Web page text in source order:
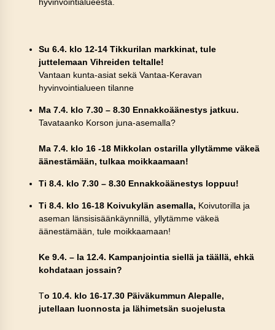
Su 6.4. klo 12-14 Tikkurilan markkinat, tule
juttelemaan Vihreiden teltalle!
Vantaan kunta-asiat sekä Vantaa-Keravan
hyvinvointialueen tilanne
Ma 7.4. klo 7.30 – 8.30 Ennakkoäänestys jatkuu.
Tavataanko Korson juna-asemalla?
Ma 7.4. klo 16 -18 Mikkolan ostarilla yllytämme väkeä
äänestämään, tulkaa moikkaamaan!
Ti 8.4. klo 7.30 – 8.30 Ennakkoäänestys loppuu!
Ti 8.4. klo 16-18 Koivukylän asemalla, Koivutorilla ja
aseman länsisisäänkäynnillä, yllytämme väkeä
äänestämään, tule moikkaamaan!
Ke 9.4. – la 12.4. Kampanjointia siellä ja täällä, ehkä
kohdataan jossain?
To 10.4. klo 16-17.30 Päiväkummun Alepalle,
jutellaan luonnosta ja lähimetsän suojelusta